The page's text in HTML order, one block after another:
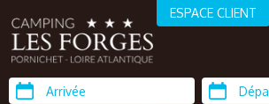
ESPACE CLIENT